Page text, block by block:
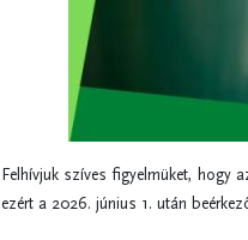
Felhívjuk szíves figyelmüket, hogy
ezért a 2026. június 1. után